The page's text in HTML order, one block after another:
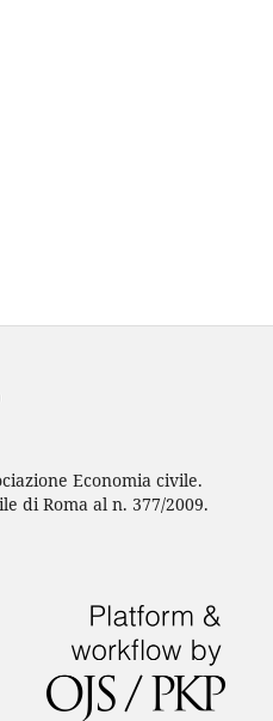
Economia civile.
di Roma al n. 377/2009.